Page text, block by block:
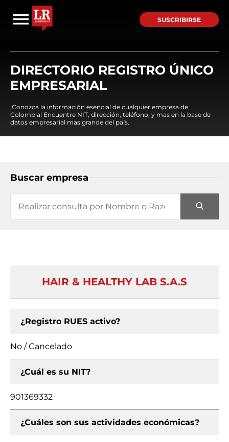
SUSCRIBIRSE
DIRECTORIO REGISTRO ÚNICO
EMPRESARIAL
¡Conozca la información esencial de cualquier empresa de
Colombia! Encuentre NIT, dirección, teléfono, y mas en la base de
datos empresarial mas grande del país.
Buscar empresa
HAIR & HEALTHY LAB S.A.S
¿Registro RUES activo?
No / Cancelado
¿Cuál es su NIT?
901369332
¿Cuáles son sus actividades económicas?